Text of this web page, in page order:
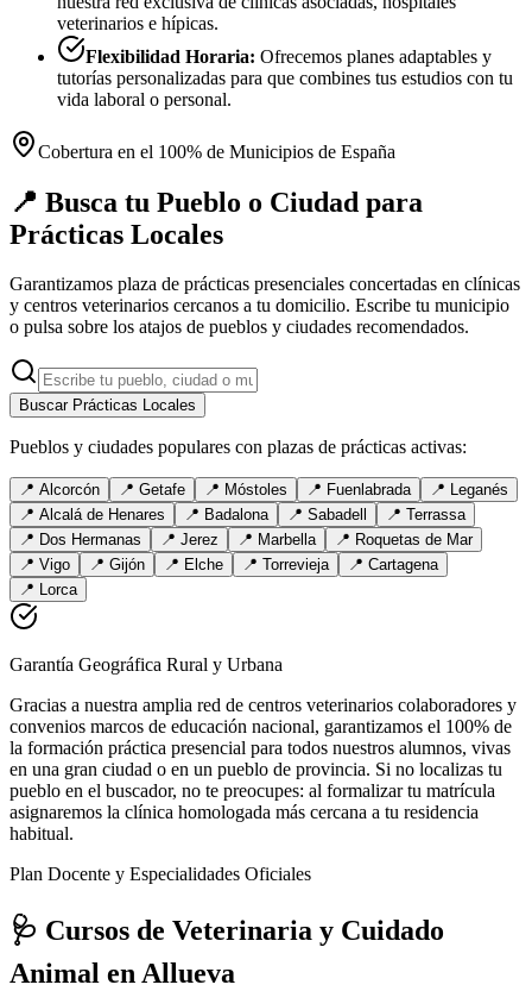
veterinarios e hípicas.
Flexibilidad Horaria: Ofrecemos planes adaptables y
tutorías personalizadas para que combines tus estudios con tu
vida laboral o personal.
Cobertura en el 100% de Municipios de España
📍 Busca tu Pueblo o Ciudad para
Prácticas Locales
Garantizamos plaza de prácticas presenciales concertadas en clínicas
y centros veterinarios cercanos a tu domicilio. Escribe tu municipio
o pulsa sobre los atajos de pueblos y ciudades recomendados.
Buscar Prácticas Locales
Pueblos y ciudades populares con plazas de prácticas activas:
📍 Alcorcón 📍 Getafe 📍 Móstoles 📍 Fuenlabrada 📍 Leganés
📍 Alcalá de Henares 📍 Badalona 📍 Sabadell 📍 Terrassa
📍 Dos Hermanas 📍 Jerez 📍 Marbella 📍 Roquetas de Mar
📍 Vigo 📍 Gijón 📍 Elche 📍 Torrevieja 📍 Cartagena
📍 Lorca
Garantía Geográfica Rural y Urbana
Gracias a nuestra amplia red de centros veterinarios colaboradores y
convenios marcos de educación nacional, garantizamos el 100% de
la formación práctica presencial para todos nuestros alumnos, vivas
en una gran ciudad o en un pueblo de provincia. Si no localizas tu
pueblo en el buscador, no te preocupes: al formalizar tu matrícula
asignaremos la clínica homologada más cercana a tu residencia
habitual.
Plan Docente y Especialidades Oficiales
🩺 Cursos de Veterinaria y Cuidado
Animal en Allueva